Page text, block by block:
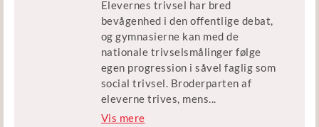
med erfaringer i brug af kvalitative
analyser fra EVAs undersøgelser,
men også viden om gymnasiernes
arbejde med kvalitative metoder i
relation til kvalitets- og
udviklingsarbejde fra EVAs
undersøgelser herom. Camilla Rye er
rektor på Egedal gymnasium og har
Elevernes trivsel har bred
bevågenhed i den offentlige debat,
og gymnasierne kan med de
nationale trivselsmålinger følge
egen progression i såvel faglig som
social trivsel. Broderparten af
eleverne trives, mens...
dem, som mistrives, får det værre.
Vis mere